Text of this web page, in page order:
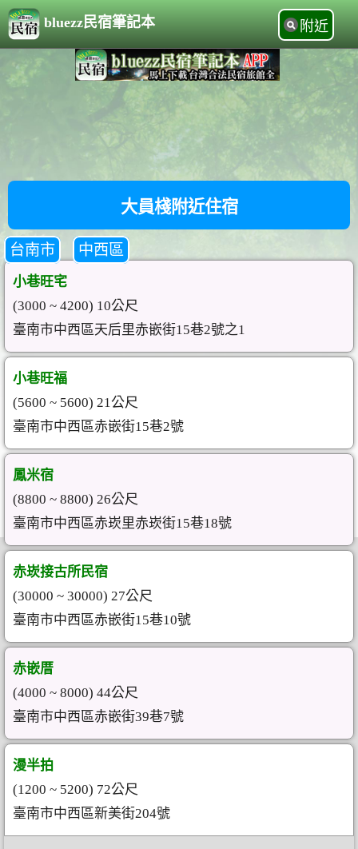
bluezz民宿筆記本 附近
大員棧附近住宿
台南市 中西區
小巷旺宅
(3000 ~ 4200) 10公尺
臺南市中西區天后里赤嵌街15巷2號之1
小巷旺福
(5600 ~ 5600) 21公尺
臺南市中西區赤嵌街15巷2號
鳳米宿
(8800 ~ 8800) 26公尺
臺南市中西區赤崁里赤崁街15巷18號
赤崁接古所民宿
(30000 ~ 30000) 27公尺
臺南市中西區赤嵌街15巷10號
赤嵌厝
(4000 ~ 8000) 44公尺
臺南市中西區赤嵌街39巷7號
漫半拍
(1200 ~ 5200) 72公尺
臺南市中西區新美街204號